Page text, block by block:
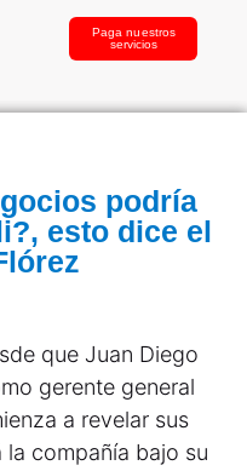
Paga nuestros
servicios
podría
esto dice el
que Juan Diego
gerente general
a revelar sus
compañía bajo su